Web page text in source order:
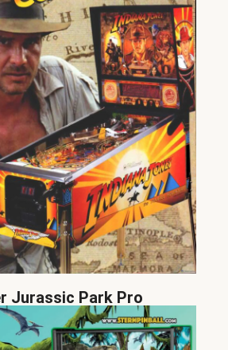
Jurassic Park Pro